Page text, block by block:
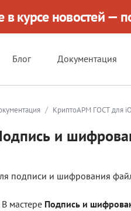
в курсе новостей —
Блог Документация
/ КриптоАРМ ГОСТ для
и
подписи и шифрования
В мастере Подпись и